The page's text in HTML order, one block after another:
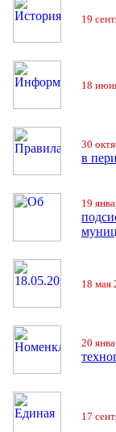
19
18
30
в
19
18 мая
20
17